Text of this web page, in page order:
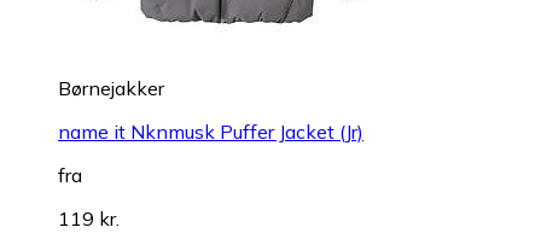
Børnejakker
name it Nknmusk Puffer Jacket (Jr)
fra
119 kr.